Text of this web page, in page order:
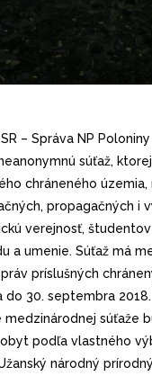
– Správa NP
súťaž,
chráneného
propagačných i
verejnosť,
a umenie. Súťaž má
príslušných
30. septembra 2018.
súťaže
podľa vlastného
národný